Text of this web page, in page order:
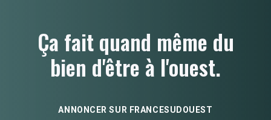
Ça fait quand même du
bien d'être à l'ouest.
ANNONCER SUR FRANCESUDOUEST